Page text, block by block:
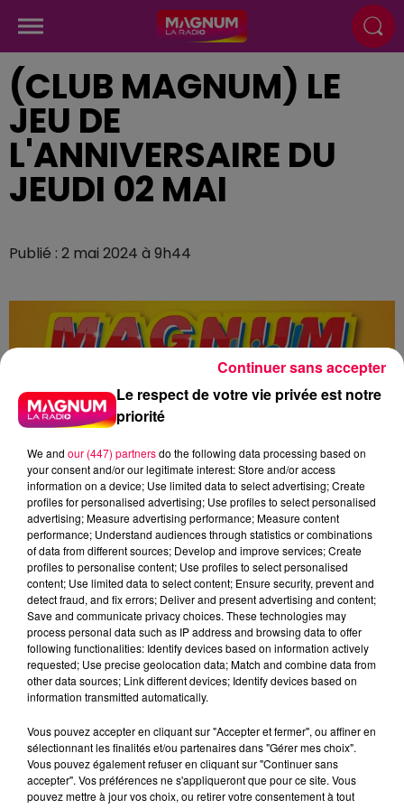
(CLUB MAGNUM) LE
JEU DE
L'ANNIVERSAIRE DU
JEUDI 02 MAI
Publié : 2 mai 2024 à 9h44
02-mai.mp3
Le respect de votre vie privée est notre
priorité
We and our (447) partnersdo the following data processing based on
your consent and/or our legitimate interest: Store and/or access
information on a device; Use limited data to select advertising; Create
profiles for personalised advertising; Use profiles to select personalised
advertising; Measure advertising performance; Measure content
performance; Understand audiences through statistics or combinations
of data from different sources; Develop and improve services; Create
profiles to personalise content; Use profiles to select personalised
content; Use limited data to select content; Ensure security, prevent and
detect fraud, and fix errors; Deliver and present advertising and content;
Save and communicate privacy choices. These technologies may
process personal data such as IP address and browsing data to offer
following functionalities: Identify devices based on information actively
requested; Use precise geolocation data; Match and combine data from
other data sources; Link different devices; Identify devices based on
information transmitted automatically.
Vous pouvez accepter en cliquant sur "Accepter et fermer", ou affiner en
sélectionnant les finalités et/ou partenaires dans "Gérer mes choix".
Vous pouvez également refuser en cliquant sur "Continuer sans
accepter". Vos préférences ne s'appliqueront que pour ce site. Vous
pouvez mettre à jour vos choix, ou retirer votre consentement à tout
Continuer sans accepter